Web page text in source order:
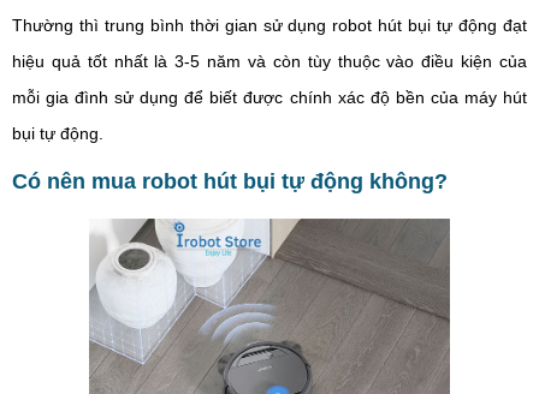
Thường thì trung bình thời gian sử dụng robot hút bụi tự động đạt
hiệu quả tốt nhất là 3-5 năm và còn tùy thuộc vào điều kiện của
mỗi gia đình sử dụng để biết được chính xác độ bền của máy hút
bụi tự động.
Có nên mua robot hút bụi tự động không?